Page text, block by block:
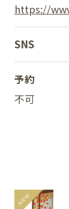
https://
SNS
予約
不可